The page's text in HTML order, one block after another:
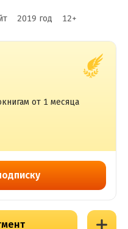
2019 год 12+
от 1 месяца